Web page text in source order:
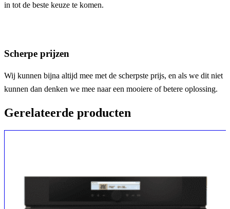
in tot de beste keuze te komen.
Scherpe prijzen
Wij kunnen bijna altijd mee met de scherpste prijs, en als we dit niet
kunnen dan denken we mee naar een mooiere of betere oplossing.
Gerelateerde producten